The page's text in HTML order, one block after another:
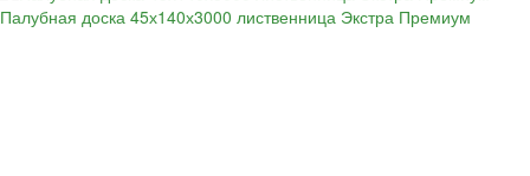
Палубная доска 45х140х3000 лиственница Экстра Премиум